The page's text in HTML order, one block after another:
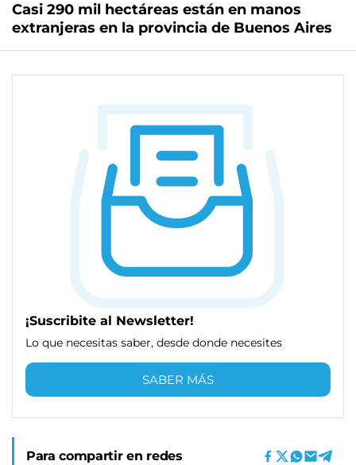
Casi 290 mil hectáreas están en manos
extranjeras en la provincia de Buenos Aires
¡Suscribite al Newsletter!
Lo que necesitas saber, desde donde necesites
SABER MÁS
Para compartir en redes